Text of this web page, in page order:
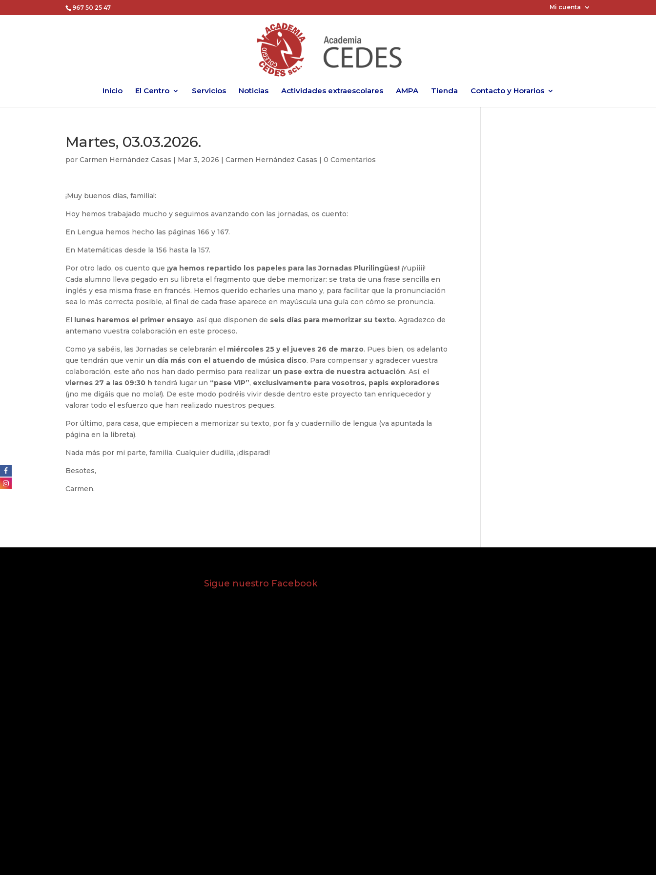
967 50 25 47 Mi cuenta
Inicio El Centro Servicios Noticias Actividades extraescolares AMPA Tienda Contacto y Horarios
Martes, 03.03.2026.
porCarmen Hernández Casas | Mar 3, 2026 |Carmen Hernández Casas |0 Comentarios
¡Muy buenos días, familia!:
Hoy hemos trabajado mucho y seguimos avanzando con las jornadas, os cuento:
En Lengua hemos hecho las páginas 166 y 167.
En Matemáticas desde la 156 hasta la 157.
Por otro lado, os cuento que ¡ya hemos repartido los papeles para las Jornadas Plurilingües! ¡Yupiiii!
Cada alumno lleva pegado en su libreta el fragmento que debe memorizar: se trata de una frase sencilla en
inglés y esa misma frase en francés. Hemos querido echarles una mano y, para facilitar que la pronunciación
sea lo más correcta posible, al final de cada frase aparece en mayúscula una guía con cómo se pronuncia.
El lunes haremos el primer ensayo, así que disponen de seis días para memorizar su texto. Agradezco de
antemano vuestra colaboración en este proceso.
Como ya sabéis, las Jornadas se celebrarán el miércoles 25 y el jueves 26 de marzo. Pues bien, os adelanto
que tendrán que venir un día más con el atuendo de música disco. Para compensar y agradecer vuestra
colaboración, este año nos han dado permiso para realizar un pase extra de nuestra actuación. Así, el
viernes 27 a las 09:30 h tendrá lugar un “pase VIP”, exclusivamente para vosotros, papis exploradores
(¡no me digáis que no mola!). De este modo podréis vivir desde dentro este proyecto tan enriquecedor y
valorar todo el esfuerzo que han realizado nuestros peques.
Por último, para casa, que empiecen a memorizar su texto, por fa y cuadernillo de lengua (va apuntada la
página en la libreta).
Nada más por mi parte, familia. Cualquier dudilla, ¡disparad!
Besotes,
Carmen.
Sigue nuestro Facebook